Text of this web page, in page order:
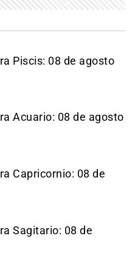
Piscis: 08 de agosto
Acuario: 08 de agosto
Capricornio: 08 de
Sagitario: 08 de